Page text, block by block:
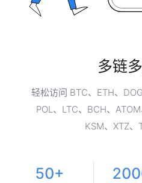
多链
轻松访问 BTC、ETH、
POL、LTC、BCH、ATOM
KSM、XTZ、
50+